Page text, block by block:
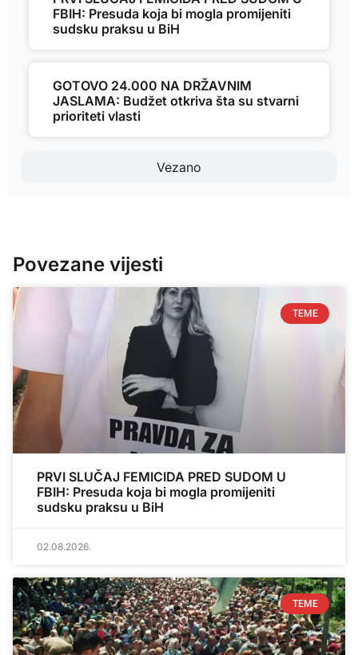
Vezano
FBIH: Presuda koja bi mogla promijeniti
sudsku praksu u BiH
GOTOVO 24.000 NA DRŽAVNIM
JASLAMA: Budžet otkriva šta su stvarni
prioriteti vlasti
Povezane vijesti
TEME
PRVI SLUČAJ FEMICIDA PRED SUDOM U
FBIH: Presuda koja bi mogla promijeniti
sudsku praksu u BiH
02.08.2026.
TEME